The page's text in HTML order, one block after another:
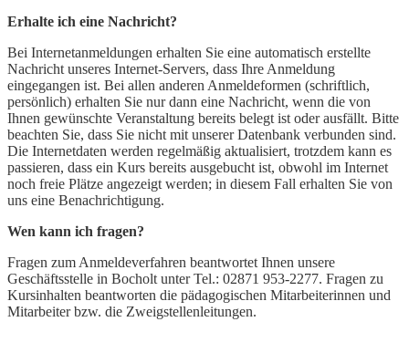
Erhalte ich eine Nachricht?
Bei Internetanmeldungen erhalten Sie eine automatisch erstellte
Nachricht unseres Internet-Servers, dass Ihre Anmeldung
eingegangen ist. Bei allen anderen Anmeldeformen (schriftlich,
persönlich) erhalten Sie nur dann eine Nachricht, wenn die von
Ihnen gewünschte Veranstaltung bereits belegt ist oder ausfällt. Bitte
beachten Sie, dass Sie nicht mit unserer Datenbank verbunden sind.
Die Internetdaten werden regelmäßig aktualisiert, trotzdem kann es
passieren, dass ein Kurs bereits ausgebucht ist, obwohl im Internet
noch freie Plätze angezeigt werden; in diesem Fall erhalten Sie von
uns eine Benachrichtigung.
Wen kann ich fragen?
Fragen zum Anmeldeverfahren beantwortet Ihnen unsere
Geschäftsstelle in Bocholt unter Tel.: 02871 953-2277. Fragen zu
Kursinhalten beantworten die pädagogischen Mitarbeiterinnen und
Mitarbeiter bzw. die Zweigstellenleitungen.